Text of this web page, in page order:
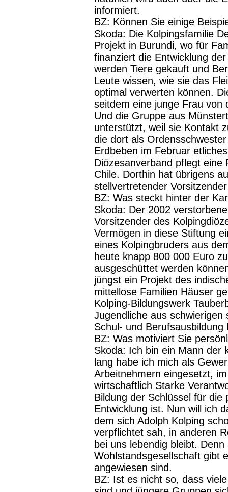
informiert.
BZ: Können Sie einige
Skoda: Die Kolpingsfamilie
Projekt in Burundi, wo für
finanziert die Entwicklung
werden Tiere gekauft und
Leute wissen, wie sie das
optimal verwerten können.
seitdem eine junge Frau von
Und die Gruppe aus
unterstützt, weil sie Kontakt
die dort als
Erdbeben im Februar
Diözesanverband pflegt
Chile. Dorthin hat übrigens
stellvertretender
BZ: Was steckt hinter der
Skoda: Der 2002
Vorsitzender des
Vermögen in diese Stiftung
eines Kolpingbruders aus
heute knapp 800 000 Euro
ausgeschüttet werden
jüngst ein Projekt des
mittellose Familien Häuser
Kolping-Bildungswerk
Jugendliche aus
Schul- und Berufsausbildung
BZ: Was motiviert Sie
Skoda: Ich bin ein Mann der
lang habe ich mich als
Arbeitnehmern eingesetzt,
wirtschaftlich Starke
Bildung der Schlüssel für die
Entwicklung ist. Nun will ich
dem sich Adolph Kolping
verpflichtet sah, in anderen
bei uns lebendig bleibt.
Wohlstandsgesellschaft gibt
angewiesen sind.
BZ: Ist es nicht so, dass